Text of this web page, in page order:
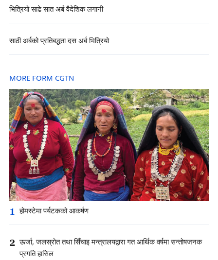
भित्रियो साढे सात अर्ब वैदेशिक लगानी
साठी अर्बको प्रतिबद्धता दस अर्ब भित्रियो
MORE FORM CGTN
1 होमस्टेमा पर्यटकको आकर्षण
2 ऊर्जा, जलस्रोत तथा सिँचाइ मन्त्रालयद्वारा गत आर्थिक वर्षमा सन्तोषजनक
प्रगति हासिल